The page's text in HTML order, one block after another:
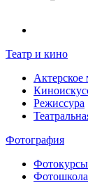
Театр и кино
Актерское
Режиссура
Фотография
Фотокурсы
Фотошкола